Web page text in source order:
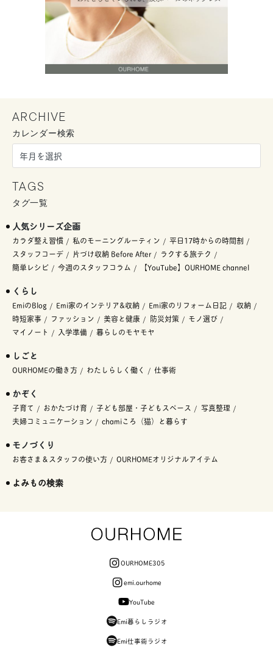
ARCHIVE
カレンダー検索
TAGS
タグ一覧
人気シリーズ企画
カラダ整え習慣 私のモーニングルーティン
平日17時からの時間割
スタッフコーデ
片づけ収納 Before After
ラクする旅テク
簡単レシピ
今週のスタッフコラム 【YouTube】OURHOME channel
くらし
EmiのBlog Emi家のインテリア&収納 Emi家のリフォーム日記
収納
時短家事
ファッション 美容と健康 防災対策
モノ選び
マイノート
入学準備 暮らしのモヤモヤ
しごと
OURHOMEの働き方 わたしらしく働く 仕事術
かぞく
子育て おかたづけ育 子ども部屋・子どもスペース
写真整理
夫婦コミュニケーション
chamiころ（猫）と暮らす
モノづくり
お客さま＆スタッフの使い方 OURHOMEオリジナルアイテム
よみもの検索
OURHOME305
emi.ourhome
YouTube
Emi暮らしラジオ
Emi仕事術ラジオ